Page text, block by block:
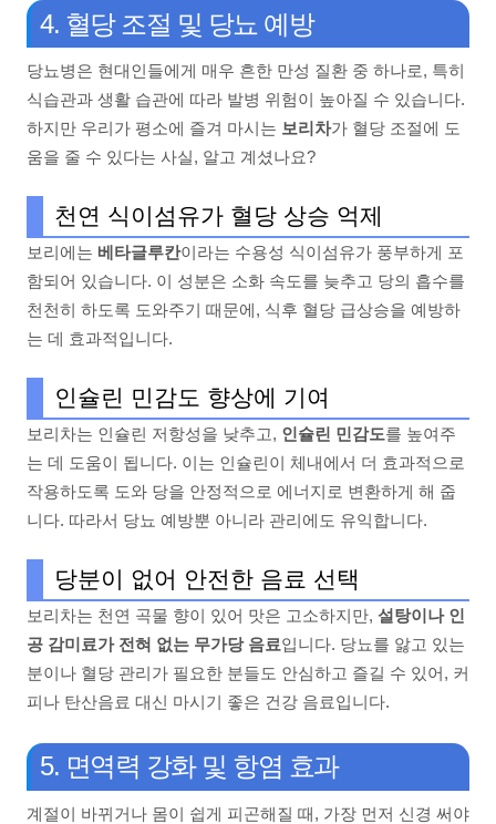
4. 혈당 조절 및 당뇨 예방
당뇨병은 현대인들에게 매우 흔한 만성 질환 중 하나로, 특히
식습관과 생활 습관에 따라 발병 위험이 높아질 수 있습니다.
하지만 우리가 평소에 즐겨 마시는 보리차가 혈당 조절에 도
움을 줄 수 있다는 사실, 알고 계셨나요?
천연 식이섬유가 혈당 상승 억제
보리에는 베타글루칸이라는 수용성 식이섬유가 풍부하게 포
함되어 있습니다. 이 성분은 소화 속도를 늦추고 당의 흡수를
천천히 하도록 도와주기 때문에, 식후 혈당 급상승을 예방하
는 데 효과적입니다.
인슐린 민감도 향상에 기여
보리차는 인슐린 저항성을 낮추고, 인슐린 민감도를 높여주
는 데 도움이 됩니다. 이는 인슐린이 체내에서 더 효과적으로
작용하도록 도와 당을 안정적으로 에너지로 변환하게 해 줍
니다. 따라서 당뇨 예방뿐 아니라 관리에도 유익합니다.
당분이 없어 안전한 음료 선택
보리차는 천연 곡물 향이 있어 맛은 고소하지만, 설탕이나 인
공 감미료가 전혀 없는 무가당 음료입니다. 당뇨를 앓고 있는
분이나 혈당 관리가 필요한 분들도 안심하고 즐길 수 있어, 커
피나 탄산음료 대신 마시기 좋은 건강 음료입니다.
5. 면역력 강화 및 항염 효과
계절이 바뀌거나 몸이 쉽게 피곤해질 때, 가장 먼저 신경 써야